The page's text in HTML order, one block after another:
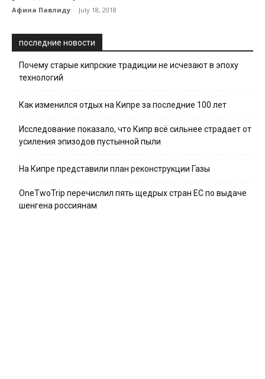
Афина Павлиду - July 18, 2018
последние новости
Почему старые кипрские традиции не исчезают в эпоху
технологий
Как изменился отдых на Кипре за последние 100 лет
Исследование показало, что Кипр всё сильнее страдает от
усиления эпизодов пустынной пыли
На Кипре представили план реконструкции Газы
OneTwoTrip перечислил пять щедрых стран ЕС по выдаче
шенгена россиянам